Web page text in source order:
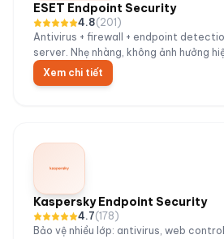
ESET Endpoint Security
4.8(201 )
Antivirus + firewall + endpoint
server. Nhẹ nhàng, không ảnh hưởng
Xem chi tiết
Kaspersky Endpoint Security
4.7(178)
Bảo vệ nhiều lớp: antivirus, web